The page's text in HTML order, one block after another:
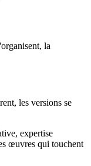
la
les versions se
expertise
œuvres qui touchent